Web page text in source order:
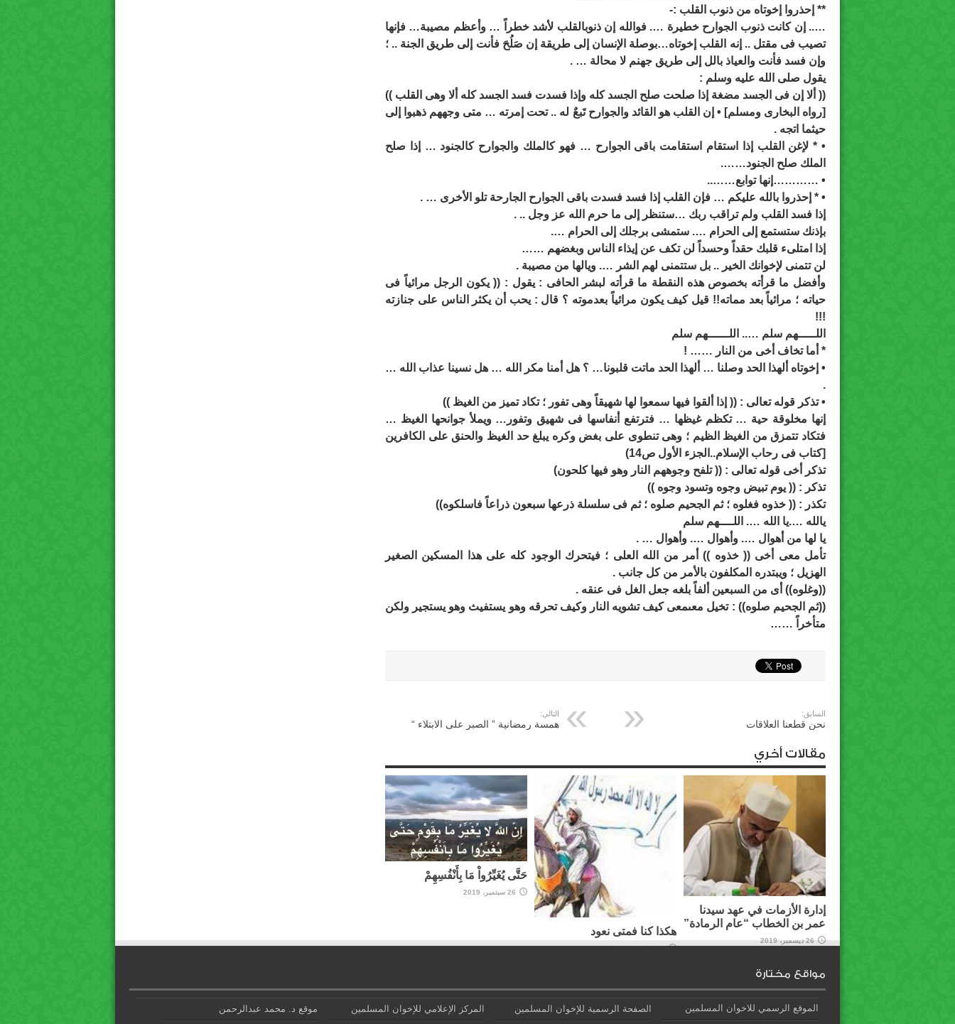
** إحذروا إخوتاه من ذنوب القلب :-
….. إن كانت ذنوب الجوارح خطيرة …. فوالله إن ذنوبالقلب لأشد خطراً … وأعظم مصيبة… فإنها
تصيب فى مقتل .. إنه القلب إخوتاه…بوصلة الإنسان إلى طريقة إن صَلُحَ فأنت إلى طريق الجنة .. ؛
وإن فسد فأنت والعياذ بالل إلى طريق جهنم لا محالة … .
يقول صلى الله عليه وسلم :
(( ألا إن فى الجسد مضغة إذا صلحت صلح الجسد كله وإذا فسدت فسد الجسد كله ألا وهى القلب ))
[رواه البخارى ومسلم] • إن القلب هو القائد والجوارح تَبعٌ له .. تحت إمرته … متى وجههم ذهبوا إلى
حيثما اتجه .
• * لإغن القلب إذا استقام استقامت باقى الجوارح … فهو كالملك والجوارح كالجنود … إذا صلح
الملك صلح الجنود…….
• …………إنها توابع……..
• * إحذروا بالله عليكم … فإن القلب إذا فسد فسدت باقى الجوارح الجارحة تلو الأخرى … .
إذا فسد القلب ولم تراقب ربك …ستنظر إلى ما حرم الله عز وجل .. .
بإذنك ستستمع إلى الحرام …. ستمشى برجلك إلى الحرام ….
إذا امتلىء قلبك حقداً وحسداً لن تكف عن إيذاء الناس وبغضهم ……
لن تتمنى لإخوانك الخير .. بل ستتمنى لهم الشر …. ويالها من مصيبة .
وأفضل ما قرأته بخصوص هذه النقطة ما قرأته لبشر الحافى : يقول : (( يكون الرجل مرائياً فى
حياته ؛ مرائياً بعد مماته!! قيل كيف يكون مرائياً بعدموته ؟ قال : يحب أن يكثر الناس على جنازته
!!!
اللـــــهم سلم ….. اللــــــهم سلم
* أما تخاف أخى من النار …… !
• إخوتاه ألهذا الحد وصلنا … ألهذا الحد ماتت قلبونا… ؟ هل أمنا مكر الله … هل نسينا عذاب الله …
.
• تذكر قوله تعالى : (( إذا ألقوا فيها سمعوا لها شهيقاً وهى تفور ؛ تكاد تميز من الغيظ ))
إنها مخلوقة حية … تكظم غيظها … فترتفع أنفاسها فى شهيق وتفور… ويملأ جوانحها الغيظ …
فتكاد تتمزق من الغيظ الظيم ؛ وهى تنطوى على بغض وكره يبلغ حد الغيظ والحنق على الكافرين
[كتاب فى رحاب الإسلام..الجزء الأول ص14)
تذكر أخى قوله تعالى : (( تلفح وجوههم النار وهو فيها كلحون)
تذكر : (( يوم تبيض وجوه وتسود وجوه ))
تكذر : (( خذوه فغلوه ؛ ثم الجحيم صلوه ؛ ثم فى سلسلة ذرعها سبعون ذراعاً فاسلكوه))
يالله ….يا الله …. اللــــهم سلم
يا لها من أهوال …. وأهوال …. وأهوال … .
تأمل معى أخى (( خذوه )) أمر من الله العلى ؛ فيتحرك الوجود كله على هذا المسكين الصغير
الهزيل ؛ ويبتدره المكلفون بالأمر من كل جانب .
((وغلوه)) أى من السبعين ألفاً بلغه جعل الغل فى عنقه .
((ثم الجحيم صلوه)) : تخيل معىمعى كيف تشويه النار وكيف تحرقه وهو يستفيث وهو يستجير ولكن
متأخراً ……
السابق:
نحن قطعنا العلاقات
التالي:
همسة رمضانية ” الصبر على الابتلاء “
مقالات أخري
إدارة الأزمات في عهد سيدنا
عمر بن الخطاب “عام الرمادة”
26 ديسمبر، 2019
هكذا كنا فمتى نعود
27 سبتمبر، 2019
حَتَّى يُغَيِّرُواْ مَا بِأَنْفُسِهِمْ
26 سبتمبر، 2019
مواقع مختارة
الموقع الرسمي للاخوان المسلمين الصفحة الرسمية للإخوان المسلمين المركز الإعلامي للإخوان المسلمين موقع د. محمد عبدالرحمن